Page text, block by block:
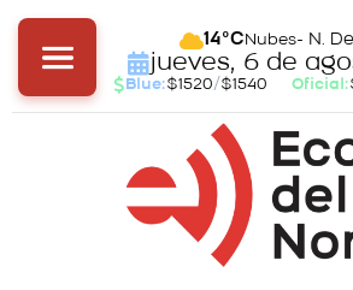
14°C Nubes- N.
jueves, 6 de
Blue:$1520/$1540 Oficial: